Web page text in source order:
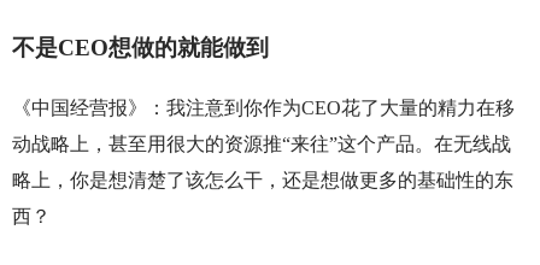
不是CEO想做的就能做到
《中国经营报》：我注意到你作为CEO花了大量的精力在移
动战略上，甚至用很大的资源推“来往”这个产品。在无线战
略上，你是想清楚了该怎么干，还是想做更多的基础性的东
西？